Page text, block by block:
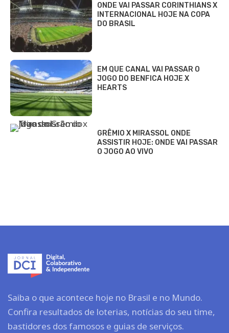
ONDE VAI PASSAR CORINTHIANS X
INTERNACIONAL HOJE NA COPA
DO BRASIL
EM QUE CANAL VAI PASSAR O
JOGO DO BENFICA HOJE X
HEARTS
GRÊMIO X MIRASSOL ONDE
ASSISTIR HOJE: ONDE VAI PASSAR
O JOGO AO VIVO
Saiba o que acontece hoje no Brasil e no Mundo.
Confira resultados de loterias, notícias do seu time,
bastidores dos famosos e guias de serviços.